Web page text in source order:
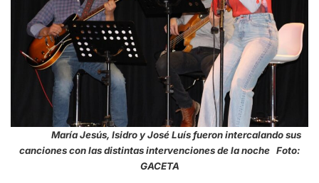
María Jesús, Isidro y José Luís fueron intercalando sus
canciones con las distintas intervenciones de la noche Foto:
GACETA